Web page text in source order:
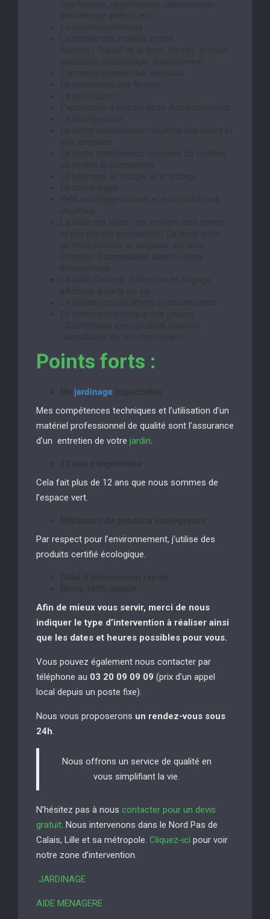
Points forts :
jardinage
Mes compétences techniques et l’utilisation d’un
matériel professionnel de qualité sont l’assurance
d’un entretien de votre jardin.
Cela fait plus de 12 ans que nous sommes de
l’espace vert.
Par respect pour l’environnement, j’utilise des
produits certifié écologique.
Afin de mieux vous servir, merci de nous
indiquer le type d’intervention à réaliser ainsi
que les dates et heures possibles pour vous.
Vous pouvez également nous contacter par
téléphone au 03 20 09 09 09 (prix d’un appel
local depuis un poste fixe).
Nous vous proposerons un rendez-vous sous
24h.
Nous offrons un service de qualité en
vous simplifiant la vie.
N’hésitez pas à nous contacter pour un devis
gratuit. Nous intervenons dans le Nord Pas de
Calais, Lille et sa métropole. Cliquez-ici pour voir
notre zone d’intervention.
JARDINAGE
AIDE MENAGERE